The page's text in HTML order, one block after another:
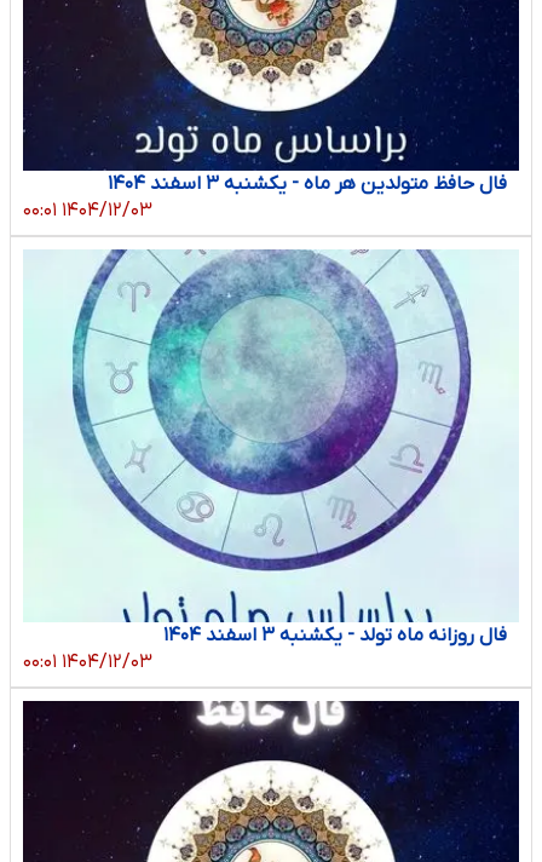
فال حافظ متولدین هر ماه - یکشنبه ۳ اسفند ۱۴۰۴
۱۴۰۴/۱۲/۰۳ ۰۰:۰۱
فال روزانه ماه تولد - یکشنبه ۳ اسفند ۱۴۰۴
۱۴۰۴/۱۲/۰۳ ۰۰:۰۱